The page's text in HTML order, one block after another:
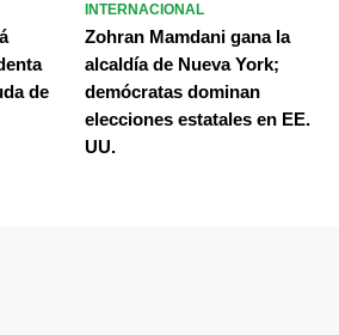
de
INTERNACIONAL
Zohran Mamdani gana la
alcaldía de Nueva York;
demócratas dominan
elecciones estatales en EE.
UU.